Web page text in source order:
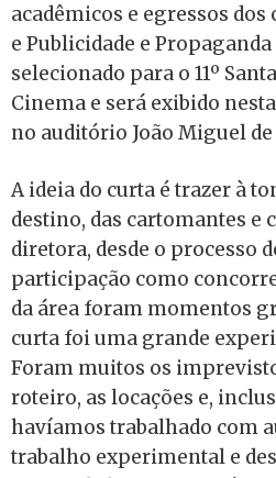
acadêmicos e egressos
e Publicidade e
selecionado para o 11º
Cinema e será exibido
no auditório João Miguel de
A ideia do curta é trazer à
destino, das cartomantes e
diretora, desde o processo
participação como
da área foram momentos
curta foi uma grande
Foram muitos os
roteiro, as locações e,
havíamos trabalhado com
trabalho experimental e